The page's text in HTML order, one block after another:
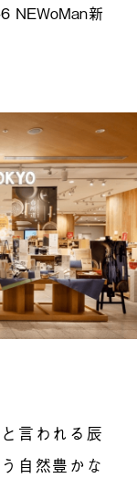
NEWoMan新
言われる辰
自然豊かな